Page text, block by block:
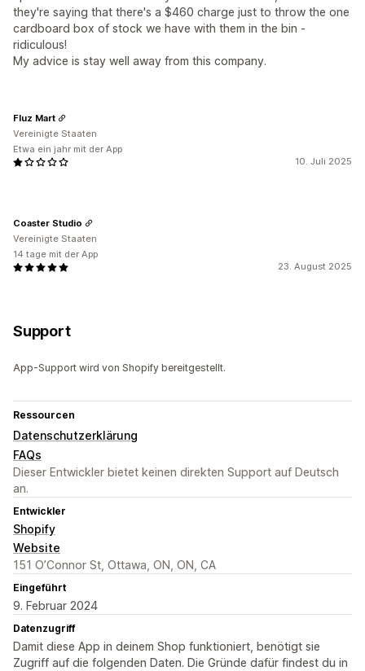
they're saying that there's a $460 charge just to throw the one
cardboard box of stock we have with them in the bin -
ridiculous!
My advice is stay well away from this company.
10. Juli 2025
Fluz Mart
Vereinigte Staaten
Etwa ein jahr mit der App
23. August 2025
Coaster Studio
Vereinigte Staaten
14 tage mit der App
Support
App-Support wird von Shopify bereitgestellt.
Ressourcen
Datenschutzerklärung
FAQs
Dieser Entwickler bietet keinen direkten Support auf Deutsch
an.
Entwickler
Shopify
Website
151 O’Connor St, Ottawa, ON, ON, CA
Eingeführt
9. Februar 2024
Datenzugriff
Damit diese App in deinem Shop funktioniert, benötigt sie
Zugriff auf die folgenden Daten. Die Gründe dafür findest du in